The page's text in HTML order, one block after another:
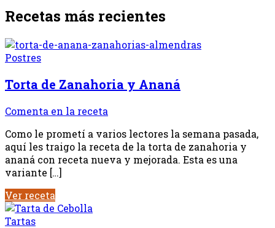
Recetas más recientes
Postres
Torta de Zanahoria y Ananá
Comenta en la receta
Como le prometí a varios lectores la semana pasada,
aquí les traigo la receta de la torta de zanahoria y
ananá con receta nueva y mejorada. Esta es una
variante […]
Ver receta
Tartas